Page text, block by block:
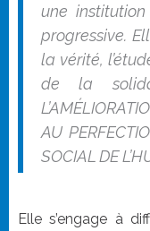
une
progressive.
la vérité,
de la
AU
SOCIAL DE
Elle s’engage à